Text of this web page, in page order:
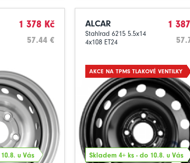
1 378 Kč
57.44 €
u Vás
ALCAR
Stahlrad 6215 5.5x14
4x108 ET24
1
AKCE NA TPMS TLAKOVÉ VENTILKY
Skladem 4+ ks - do 10.8. u Vás